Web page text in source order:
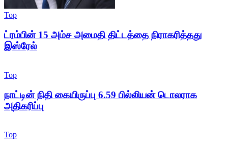
Top
ட்ரம்பின் 15 அம்ச அமைதி திட்டத்தை நிராகரித்தது
இஸ்ரேல்
Top
நாட்டின் நிதி கையிருப்பு 6.59 பில்லியன் டொலராக
அதிகரிப்பு
Top